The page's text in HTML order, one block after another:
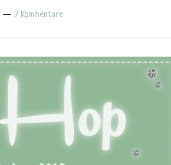
7 Kommentare